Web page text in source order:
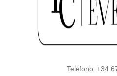
Teléfono: +34